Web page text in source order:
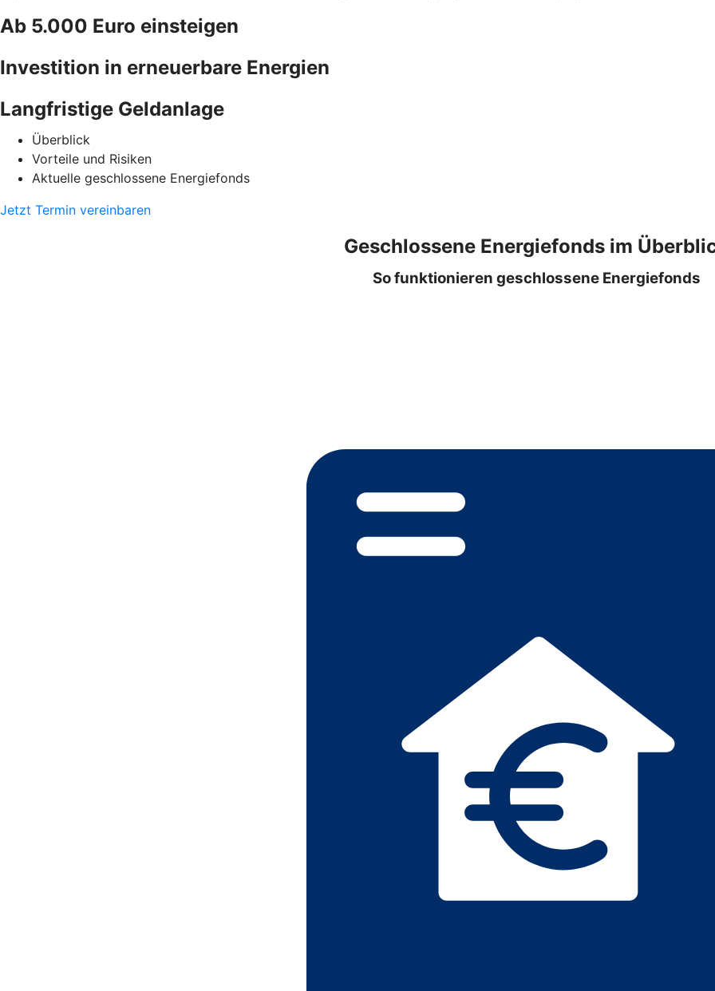
Ab 5.000 Euro einsteigen
Investition in erneuerbare Energien
Langfristige Geldanlage
Überblick
Vorteile und Risiken
Aktuelle geschlossene Energiefonds
Jetzt Termin vereinbaren
Geschlossene Energiefonds im
So funktionieren geschlossene Energiefonds